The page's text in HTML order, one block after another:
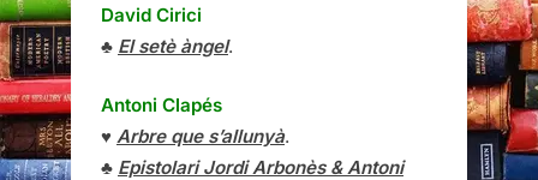
David Cirici
♣ El setè àngel.
Antoni Clapés
♥ Arbre que s’allunyà.
♣ Epistolari Jordi Arbonès & Antoni